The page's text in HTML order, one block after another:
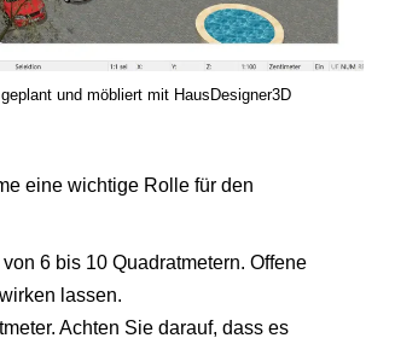
und möbliert mit HausDesigner3D
eine wichtige Rolle für den
6 bis 10 Quadratmetern. Offene
lassen.
Achten Sie darauf, dass es